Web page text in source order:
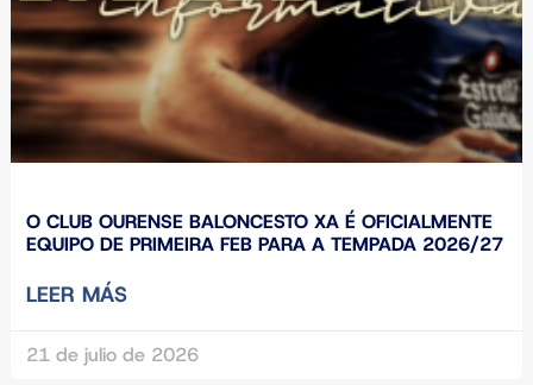
O CLUB OURENSE BALONCESTO XA É OFICIALMENTE
EQUIPO DE PRIMEIRA FEB PARA A TEMPADA 2026/27
LEER MÁS
21 de julio de 2026